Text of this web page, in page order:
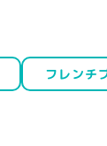
フレンチ